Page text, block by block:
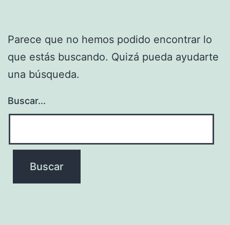
Parece que no hemos podido encontrar lo
que estás buscando. Quizá pueda ayudarte
una búsqueda.
Buscar...